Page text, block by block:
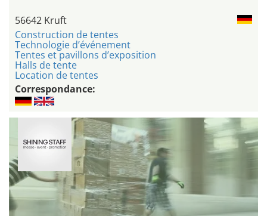
56642 Kruft
Construction de tentes
Technologie d’événement
Tentes et pavillons d’exposition
Halls de tente
Location de tentes
Correspondance: